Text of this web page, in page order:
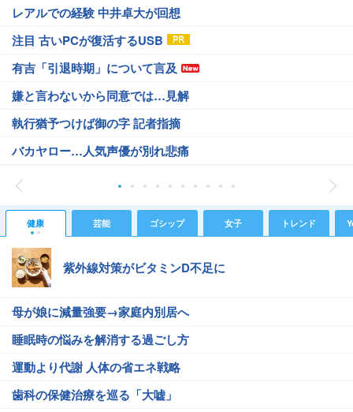
レアルでの経験 中井卓大が回想
注目 古いPCが復活するUSB
有吉「引退時期」について言及
嫌と言わないから同意では…見解
執行猶予つけば御の字 記者指摘
バカヤロー…人気声優が別れ悲痛
健康 芸能 ゴシップ 女子 トレンド
紫外線対策がビタミンD不足に
母が娘に減量強要→家庭内別居へ
睡眠時の悩みを解消する過ごし方
運動より代謝 人体の省エネ戦略
歯科の保健治療を巡る「大嘘」